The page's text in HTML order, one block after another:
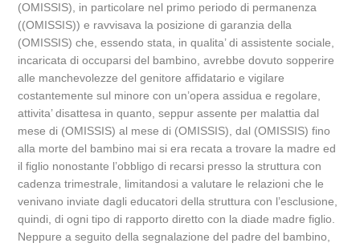
(OMISSIS), in particolare nel primo periodo di permanenza
((OMISSIS)) e ravvisava la posizione di garanzia della
(OMISSIS) che, essendo stata, in qualita’ di assistente sociale,
incaricata di occuparsi del bambino, avrebbe dovuto sopperire
alle manchevolezze del genitore affidatario e vigilare
costantemente sul minore con un’opera assidua e regolare,
attivita’ disattesa in quanto, seppur assente per malattia dal
mese di (OMISSIS) al mese di (OMISSIS), dal (OMISSIS) fino
alla morte del bambino mai si era recata a trovare la madre ed
il figlio nonostante l’obbligo di recarsi presso la struttura con
cadenza trimestrale, limitandosi a valutare le relazioni che le
venivano inviate dagli educatori della struttura con l’esclusione,
quindi, di ogni tipo di rapporto diretto con la diade madre figlio.
Neppure a seguito della segnalazione del padre del bambino,